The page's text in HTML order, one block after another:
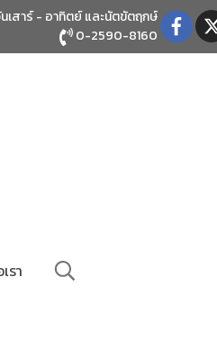
เสาร์ - อาทิตย์และนัตขัตฤกษ์
0-2590-8160
รา